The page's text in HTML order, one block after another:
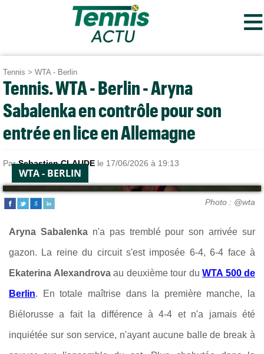
≡
Tennis > WTA - Berlin
Tennis. WTA - Berlin - Aryna
Sabalenka en contrôle pour son
entrée en lice en Allemagne
ParSebastien CLAUDE le 17/06/2026 à 19:13
WTA - BERLIN
Photo : @wta
Aryna Sabalenkan'a pas tremblé pour son arrivée sur
gazon. La reine du circuit s'est imposée 6-4, 6-4 face à
Ekaterina Alexandrovaau deuxième tour du WTA 500 de
Berlin. En totale maîtrise dans la première manche, la
Biélorusse a fait la différence à 4-4 et n'a jamais été
inquiétée sur son service, n'ayant aucune balle de break à